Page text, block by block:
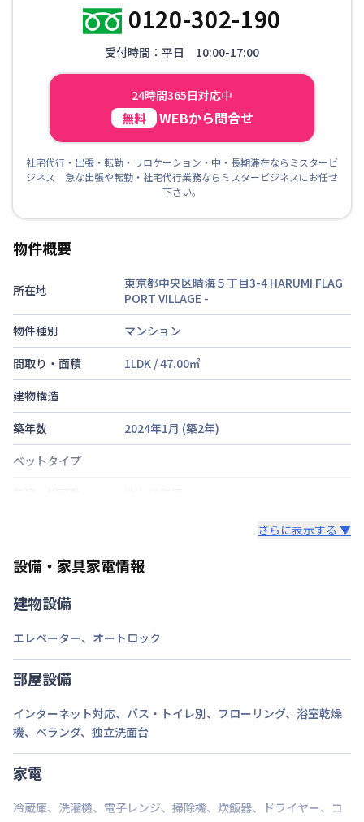
0120-302-190
受付時間：平日 10:00-17:00
24時間365日対応中
無料 WEBから問合せ
社宅代行・出張・転勤・リロケーション・中・長期滞在ならミスタービ
ジネス 急な出張や転勤・社宅代行業務ならミスタービジネスにお任せ
下さい。
物件概要
所在地
東京都中央区晴海５丁目3-4 HARUMI FLAG
PORT VILLAGE -
物件種別
マンション
間取り・面積
1LDK /47.00㎡
建物構造
築年数
2024年1月 (築2年)
ベットタイプ
部屋の向き
交通
ゆりかもめ
定員
次回更新日
情報更新日より14日以内
情報更新日
さらに表示する ▼
設備・家具家電情報
建物設備
エレベーター、 オートロック
部屋設備
インターネット対応、 バス・トイレ別、 フローリング、 浴室乾燥
機、 ベランダ、 独立洗面台
家電
冷蔵庫、 洗濯機、 電子レンジ、 掃除機、 炊飯器、 ドライヤー、 コ